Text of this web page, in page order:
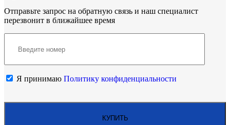
Отправьте запрос на обратную связь и наш специалист
перезвонит в ближайшее время
Я принимаю Политику конфиденциальности